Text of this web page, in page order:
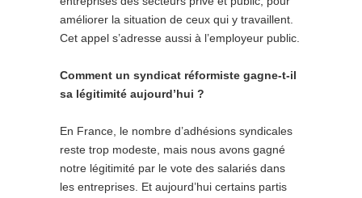
améliorer la situation de ceux qui y travaillent.
Cet appel s’adresse aussi à l’employeur public.
Comment un syndicat réformiste gagne-t-il
sa légitimité aujourd’hui ?
En France, le nombre d’adhésions syndicales
reste trop modeste, mais nous avons gagné
notre légitimité par le vote des salariés dans
les entreprises. Et aujourd’hui certains partis